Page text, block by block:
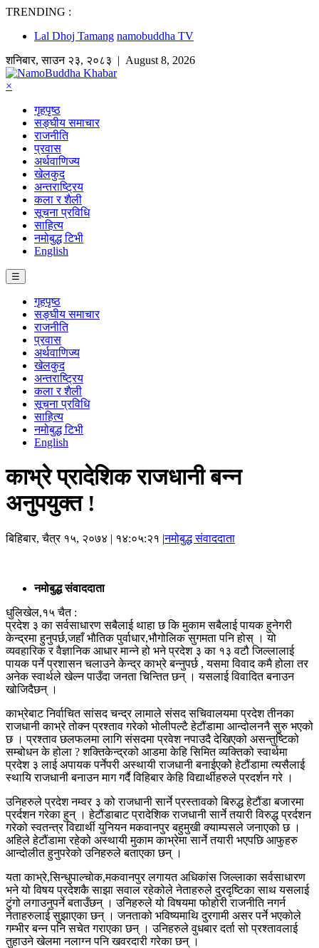
TRENDING :
Lal Dhoj Tamang namobuddha TV
शनिबार,साउन २३, २०८३ | August 8, 2026
×
गृहपृष्ठ
सङ्घीय समाचार
राजनीति
प्रवास
अर्थवाणिज्य
खेलकुद
अन्तराष्ट्रिय
कला र शैली
सूचना प्रविधि
साहित्य
नमोबुद्ध टिभी
English
☰
गृहपृष्ठ
सङ्घीय समाचार
राजनीति
प्रवास
अर्थवाणिज्य
खेलकुद
अन्तराष्ट्रिय
कला र शैली
सूचना प्रविधि
साहित्य
नमोबुद्ध टिभी
English
काभ्रे प्रादेशिक राजधानी बन्न
अनुपयुक्त !
बिहिबार, चैत्र १५, २०७४ | १४:०५:२१ |नमोबुद्ध संवाददाता
नमोबुद्ध संवाददाता
धुलिखेल,१५ चैत :
प्रदेश ३ का सर्वसाधारण सबैलाई थाहा छ कि मुकाम सबैलाई पायक हुनेगरी
केन्द्रमा हुनुपर्छ,जहाँ भौतिक पुर्वाधार,भौगोलिक सुगमता पनि होस् । यो
व्यवहारिक र वैज्ञानिक आधार मान्ने हो भने प्रदेश ३ का १३ वटौ जिल्लालाई
पायक पर्ने प्रशासन चलाउने केन्द्र काभ्रे बन्नुपर्छ , यसमा विवाद कमै होला तर
अनेक स्वार्थले खेल्न पाउँदा जनता चिन्तित छन् । यसलाई विवादित बनाउन
खोजिदैछन् ।
काभ्रेबाट निर्वाचित सांसद चन्द्र लामाले संसद सचिवालयमा प्रदेश तीनका
राजधानी काभ्रे तोक्न प्रश्ताव गरेको भोलीपल्टै हेटौंडामा आन्दोलननै सुरु भएको
छ । प्रश्ताव छलफलमा लागि संसदमा प्रवेश नपाउदै देखिएको असन्तुष्टिको
सम्बोधन के होला ? शक्तिकेन्द्रको आडमा केहि सिमित व्यक्तिको स्वार्थमा
प्रदेश ३ लाई अपायक पर्नेपरी अस्थायी राजधानी बनाईएकोे हेटौंडामा त्यसैलाई
स्थायि राजधानी बनाउन माग गर्दै विहिबार केहि विद्यार्थीहरुले प्रदर्शन गरे ।
उनिहरुले प्रदेश नम्वर ३ को राजधानी सार्ने प्रस्तावको बिरुद्ध हेटौंडा बजारमा
प्रर्दशन गरेका हुन् । हेटौंडाबाट प्रादेशिक राजधानी सार्ने तयारी विरुद्ध प्रर्दशन
गरेको स्वतन्त्र विद्यार्थी युनियन मकवानपुर बहुमुखी क्याम्पसले जनाएको छ ।
अहिले हेटौंडामा रहेको अस्थायी मुकाम काभ्रेमा सार्ने तयारी भएपछि आफुहरु
आन्दोलीत हुनुपरेको उनिहरुले बताएका छन् ।
यता काभ्रे,सिन्धुपाल्चोक,मकवानपुर लगायत अधिकांस जिल्लाका सर्वसाधारण
भने यो विषय प्रदेशकै साझा सवाल रहेकोले नेताहरुले दुरदृष्टिका साथ यसलाई
टुंगो लगाउनुपर्ने बताउँछन् । उनिहरुले यो विषयमा फोहोरी राजनीति नगर्न
नेताहरुलाई सुझाएका छन् । जनताको भविष्यमाथि दुरगामी असर पर्ने भएकोले
गम्भीर बन्न पनि सचेत गराएका छन् । उनिहरुले वुधबार दर्ता सो प्रश्तावलाई
तुहाउने खेलमा नलाग्न पनि खवरदारी गरेका छन् ।